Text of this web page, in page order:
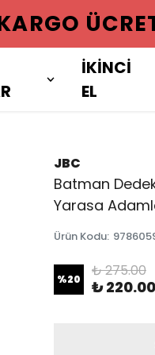
İKİNCİ
EL
JBC
Batman
Yarasa
Ürün Kodu:
%20 ₺ 275.00
₺ 220.00